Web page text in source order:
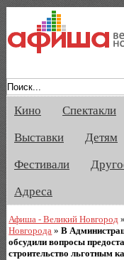
Кино Спектакли
Выставки
Детям
Фестивали
Адреса
Афиша - Великий Новгород
Новгорода »В
обсудили вопросы
строительство льготным